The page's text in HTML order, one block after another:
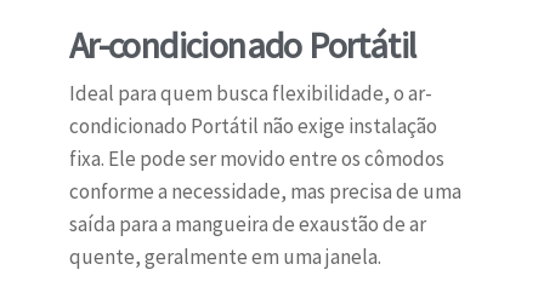
Ar-condicionado Portátil
Ideal para quem busca flexibilidade, o ar-
condicionado Portátil não exige instalação
fixa. Ele pode ser movido entre os cômodos
conforme a necessidade, mas precisa de uma
saída para a mangueira de exaustão de ar
quente, geralmente em uma janela.